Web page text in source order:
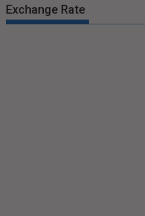
Exchange Rate